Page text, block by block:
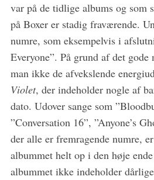
var på de tidlige albums og som
på Boxer er stadig fraværende.
numre, som eksempelvis i
Everyone”. På grund af det
man ikke de afvekslende
Violet, der indeholder nogle af
dato. Udover sange som
”Conversation 16”, ”Anyone’s
der alle er fremragende numre,
albummet helt op i den høje
albummet ikke indeholder